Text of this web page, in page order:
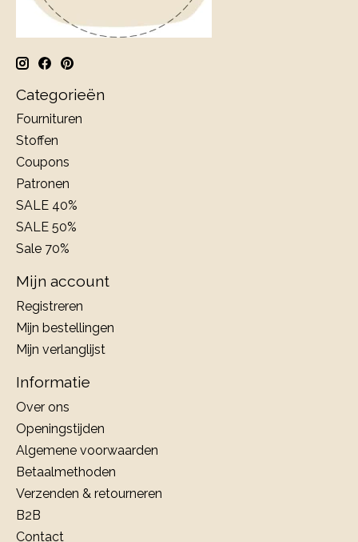
Categorieën
Fournituren
Stoffen
Coupons
Patronen
SALE 40%
SALE 50%
Sale 70%
Mijn account
Registreren
Mijn bestellingen
Mijn verlanglijst
Informatie
Over ons
Openingstijden
Algemene voorwaarden
Betaalmethoden
Verzenden & retourneren
B2B
Contact